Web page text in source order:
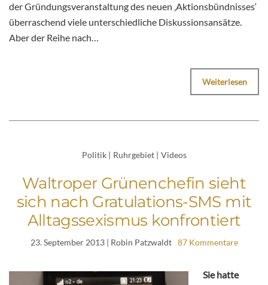
der Gründungsveranstaltung des neuen ‚Aktionsbündnisses‘
überraschend viele unterschiedliche Diskussionsansätze.
Aber der Reihe nach…
Weiterlesen
Politik | Ruhrgebiet | Videos
Waltroper Grünenchefin sieht
sich nach Gratulations-SMS mit
Alltagssexismus konfrontiert
23. September 2013| Robin Patzwaldt 87 Kommentare
Sie hatte